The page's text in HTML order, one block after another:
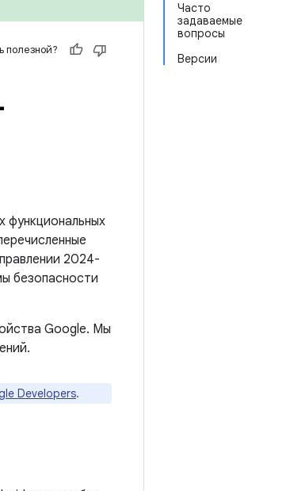
Часто
задаваемые
вопросы
Версии
полезной?
функциональных
2024-
безопасности
Google. Мы
Developers.